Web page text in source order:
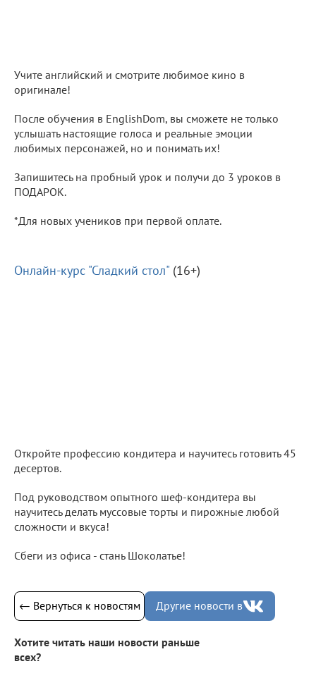
Учите английский и смотрите любимое кино в
оригинале!
После обучения в EnglishDom, вы сможете не только
услышать настоящие голоса и реальные эмоции
любимых персонажей, но и понимать их!
Запишитесь на пробный урок и получи до 3 уроков в
ПОДАРОК.
*Для новых учеников при первой оплате.
Онлайн-курс "Сладкий стол" (16+)
Откройте профессию кондитера и научитесь готовить 45
десертов.
Под руководством опытного шеф-кондитера вы
научитесь делать муссовые торты и пирожные любой
сложности и вкуса!
Сбеги из офиса - стань Шоколатье!
← Вернуться к новостям Другие новости в
Хотите читать наши новости раньше
всех?